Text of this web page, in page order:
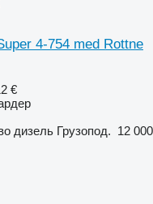
4-754 med Rottne
€
дизель Грузопод. 12 000